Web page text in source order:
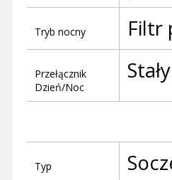
Tryb nocny Filtr
Przełącznik
Dzień/Noc
Typ